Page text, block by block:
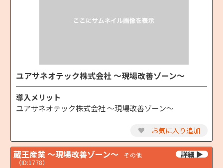
ユアサネオテック株式会社 ～現場改善ゾーン～
導入メリット
ユアサネオテック株式会社 ～現場改善ゾーン～
♥ お気に入り追加
蔵王産業 ～現場改善ゾーン～
その他
（ID:1778）